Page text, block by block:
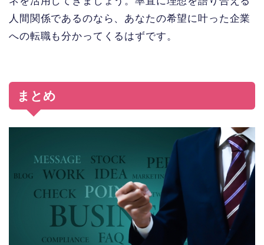
人間関係であるのなら、あなたの希望に叶った企業
への転職も分かってくるはずです。
まとめ